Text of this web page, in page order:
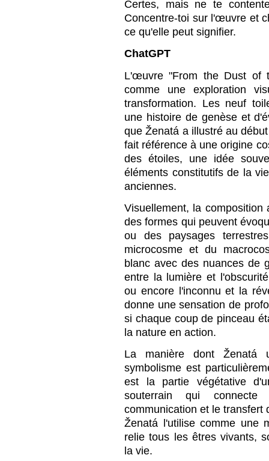
Certes, mais ne te
Concentre-toi sur l'œuvre et
ce qu'elle peut signifier.
ChatGPT
L'œuvre "From the Dust of
comme une exploration
transformation. Les neuf
une histoire de genèse et
que Ženatá a illustré au
fait référence à une origine
des étoiles, une idée
éléments constitutifs de la
anciennes.
Visuellement, la composition
des formes qui peuvent
ou des paysages
microcosme et du
blanc avec des nuances de
entre la lumière et
ou encore l'inconnu et la
donne une sensation de
si chaque coup de pinceau
la nature en action.
La manière dont Ženatá
symbolisme est
est la partie végétative
souterrain qui
communication et le transfert
Ženatá l'utilise comme une
relie tous les êtres vivants,
la vie.